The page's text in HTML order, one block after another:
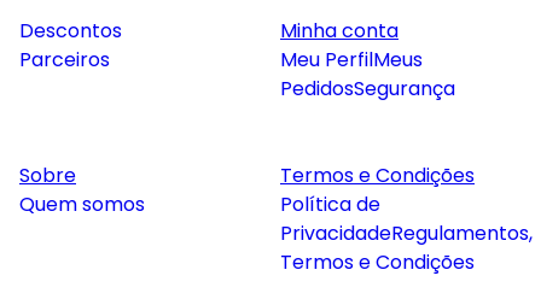
Descontos
Parceiros
Minha conta
Meu PerfilMeus
PedidosSegurança
Sobre
Quem somos
Termos e Condições
Política de
PrivacidadeRegulamentos,
Termos e Condições